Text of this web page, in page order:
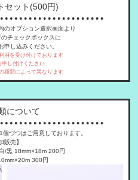
セット(500円)
のオプション選択画面より
チェックボックスに
申し込みください。
用を受け付けております
申し付けください
種類によって異なります
について
づつはご用意しております。
販売】
/黒 18mm×18m 200円
300円